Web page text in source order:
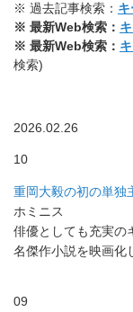
※ 過去記事検索：
※ 最新Web検索：
※ 最新Web検索：
検索)
2026.02.26
10
重岡大毅の初の単独
ホミニス
俳優としても充実の
名傑作小説を映画化
09